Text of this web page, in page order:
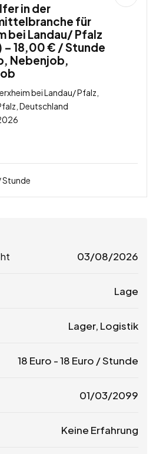
in der
für
bei Landau/ Pfalz
18,00 € / Stunde
Nebenjob,
bei Landau/ Pfalz,
Deutschland
Stunde
03/08/2026
Lage
Lager, Logistik
18 Euro -18 Euro / Stunde
01/03/2099
Keine Erfahrung